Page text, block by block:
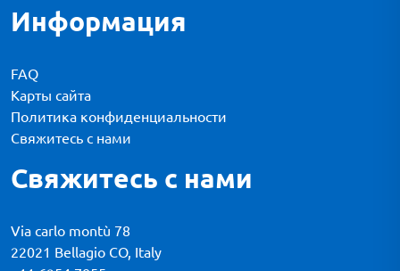
Информация
FAQ
Карты сайта
Политика конфиденциальности
Свяжитесь с нами
Свяжитесь с нами
Via carlo montù 78
22021 Bellagio CO, Italy